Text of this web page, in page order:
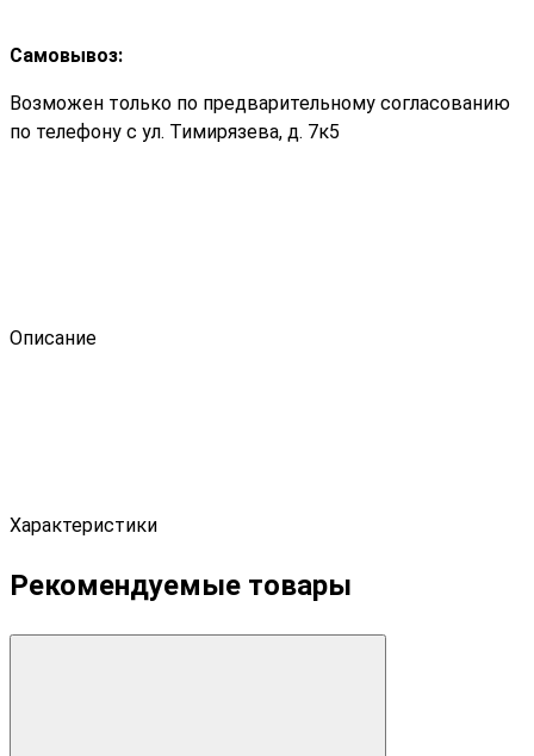
Самовывоз:
Возможен только по предварительному согласованию
по телефону с ул. Тимирязева, д. 7к5
Описание
Характеристики
Рекомендуемые товары